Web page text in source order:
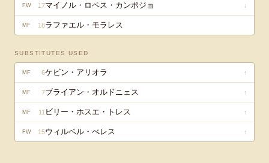
FW 17マイノル・ロペス・カンポジョ ↓
MF 18ラファエル・モラレス
SUBSTITUTES USED
MF 6ケビン・アリオラ ↑
MF 7ブライアン・オルドニェス ↑
MF 11 ビリー・ホスエ・トレス ↑
FW 15ウィルベル・ぺレス ↑